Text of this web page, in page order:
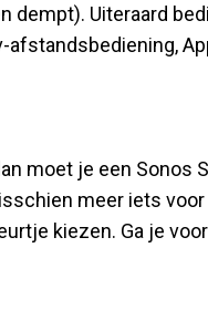
Uiteraard
moet je een
meer iets
kiezen. Ga je